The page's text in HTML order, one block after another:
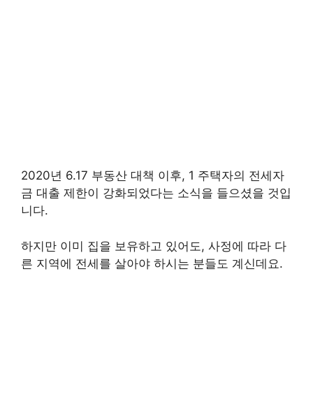
2020년 6.17 부동산 대책 이후, 1 주택자의 전세자
금 대출 제한이 강화되었다는 소식을 들으셨을 것입
니다.
하지만 이미 집을 보유하고 있어도, 사정에 따라 다
른 지역에 전세를 살아야 하시는 분들도 계신데요.